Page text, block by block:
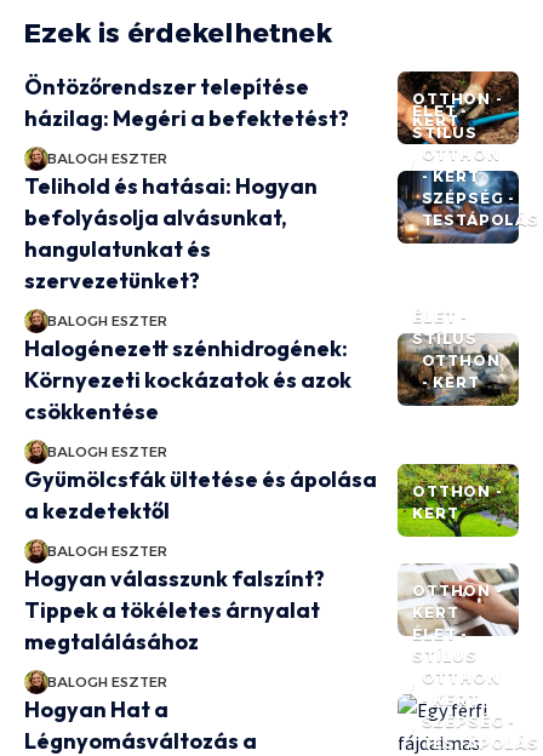
Ezek is érdekelhetnek
OTTHON -
KERT
Öntözőrendszer telepítése
házilag: Megéri a befektetést?
BALOGH ESZTER
ÉLET -
STÍLUS
OTTHON
- KERT
SZÉPSÉG -
TESTÁPOLÁS
Telihold és hatásai: Hogyan
befolyásolja alvásunkat,
hangulatunkat és
szervezetünket?
BALOGH ESZTER
ÉLET -
STÍLUS
OTTHON
- KERT
Halogénezett szénhidrogének:
Környezeti kockázatok és azok
csökkentése
BALOGH ESZTER
OTTHON -
KERT
Gyümölcsfák ültetése és ápolása
a kezdetektől
BALOGH ESZTER
OTTHON -
KERT
Hogyan válasszunk falszínt?
Tippek a tökéletes árnyalat
megtalálásához
BALOGH ESZTER
ÉLET -
STÍLUS
OTTHON
- KERT
SZÉPSÉG -
TESTÁPOLÁS
Hogyan Hat a
Légnyomásváltozás a